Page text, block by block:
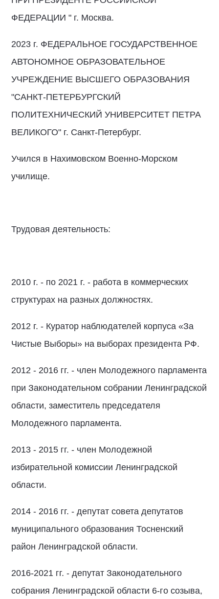
ФЕДЕРАЦИИ " г. Москва.
2023 г. ФЕДЕРАЛЬНОЕ ГОСУДАРСТВЕННОЕ
АВТОНОМНОЕ ОБРАЗОВАТЕЛЬНОЕ
УЧРЕЖДЕНИЕ ВЫСШЕГО ОБРАЗОВАНИЯ
"САНКТ-ПЕТЕРБУРГСКИЙ
ПОЛИТЕХНИЧЕСКИЙ УНИВЕРСИТЕТ ПЕТРА
ВЕЛИКОГО" г. Санкт-Петербург.
Учился в Нахимовском Военно-Морском
училище.
Трудовая деятельность:
2010 г. - по 2021 г. - работа в коммерческих
структурах на разных должностях.
2012 г. - Куратор наблюдателей корпуса «За
Чистые Выборы» на выборах президента РФ.
2012 - 2016 гг. - член Молодежного парламента
при Законодательном собрании Ленинградской
области, заместитель председателя
Молодежного парламента.
2013 - 2015 гг. - член Молодежной
избирательной комиссии Ленинградской
области.
2014 - 2016 гг. - депутат совета депутатов
муниципального образования Тосненский
район Ленинградской области.
2016-2021 гг. - депутат Законодательного
собрания Ленинградской области 6-го созыва,